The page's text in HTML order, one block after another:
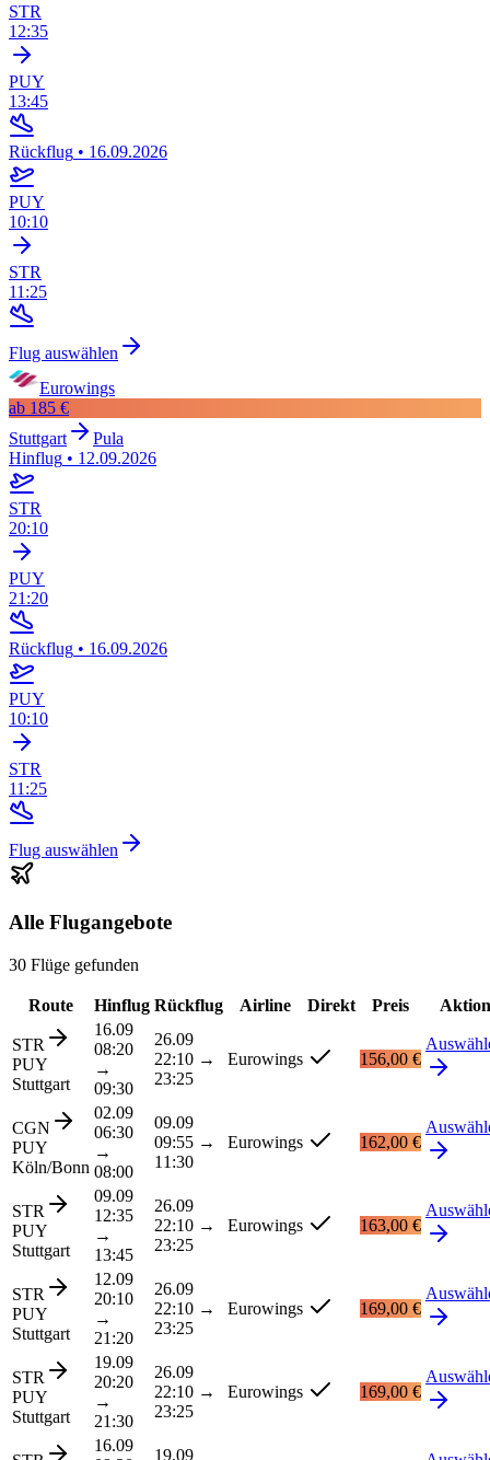
STR
12:35
PUY
13:45
Rückflug • 16.09.2026
PUY
10:10
STR
11:25
Flug auswählen
Eurowings
ab 185 €
Stuttgart
Pula
Hinflug • 12.09.2026
STR
20:10
PUY
21:20
Rückflug • 16.09.2026
PUY
10:10
STR
11:25
Flug auswählen
Alle Flugangebote
30 Flüge gefunden
Route Hinflug Rückflug Airline Direkt Preis Aktion
STR
PUY
Stuttgart
16.09
08:20
→
09:30
26.09
22:10 →
23:25
Eurowings 156,00 €
CGN
PUY
Köln/Bonn
02.09
06:30
→
08:00
09.09
09:55 →
11:30
Eurowings 162,00 €
STR
PUY
Stuttgart
09.09
12:35
→
13:45
26.09
22:10 →
23:25
Eurowings 163,00 €
STR
PUY
Stuttgart
12.09
20:10
→
21:20
26.09
22:10 →
23:25
Eurowings 169,00 €
STR
PUY
Stuttgart
19.09
20:20
→
21:30
26.09
22:10 →
23:25
Eurowings 169,00 €
16.09
19.09